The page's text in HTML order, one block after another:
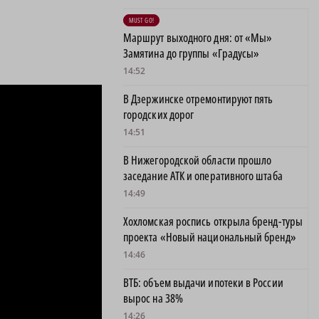
MUST GO!
Маршрут выходного дня: от «Мы»
Замятина до группы «Градусы»
14:52
В Дзержинске отремонтируют пять
городских дорог
14:51
В Нижегородской области прошло
заседание АТК и оперативного штаба
14:49
Хохломская роспись открыла бренд-туры
проекта «Новый национальный бренд»
14:46
ВТБ: объем выдачи ипотеки в России
вырос на 38%
14:26